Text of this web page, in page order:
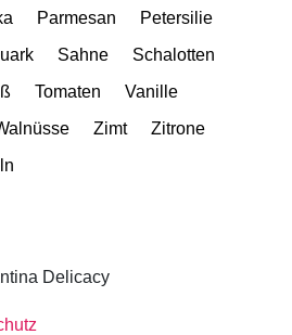
Parmesan
Petersilie
Sahne
Schalotten
Tomaten
Vanille
Zimt
Zitrone
Delicacy